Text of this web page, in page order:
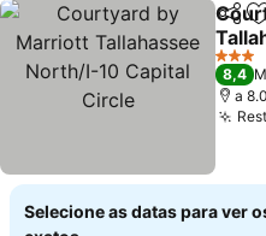
Ver
3
8,4
a
Selecione as datas para ver